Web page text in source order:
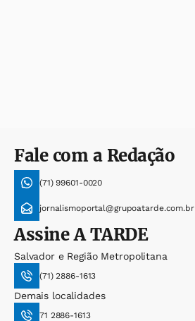
Fale com a Redação
(71) 99601-0020
jornalismoportal@grupoatarde.com.br
AssineA TARDE
Salvador e Região Metropolitana
(71) 2886-1613
Demais localidades
71 2886-1613